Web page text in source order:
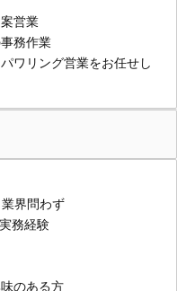
営業
務作業
ワリング営業をお任せし
界問わず
務経験
のある方